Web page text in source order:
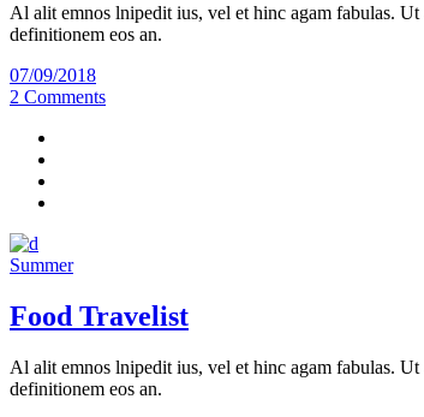
Al alit emnos lnipedit ius, vel et hinc agam fabulas.
definitionem eos an.
07/09/2018
2 Comments
Summer
Food Travelist
Al alit emnos lnipedit ius, vel et hinc agam fabulas.
definitionem eos an.